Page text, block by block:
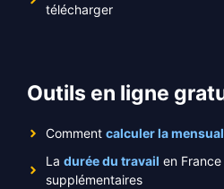
télécharger
Outils en ligne
Comment calculer la
La durée du travail en
supplémentaires